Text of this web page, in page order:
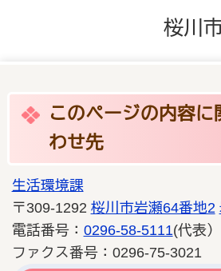
桜川
このページの内容
わせ先
生活環境課
〒309-1292 桜川市岩瀬64番地2
電話番号： 0296-58-5111(代表）
ファクス番号：0296-75-3021